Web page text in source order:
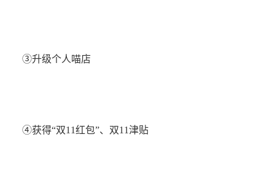
③升级个人喵店
④获得“双11红包”、双11津贴